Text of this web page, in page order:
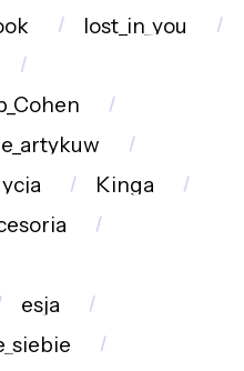
lost_in_you
Kinga
esja